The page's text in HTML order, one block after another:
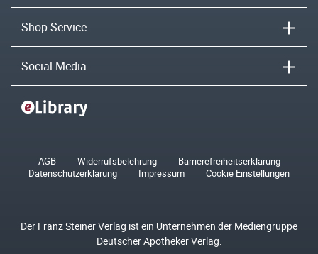
Shop-Service
Social Media
AGB Widerrufsbelehrung
Barrierefreiheitserklärung
Datenschutzerklärung
Impressum Cookie Einstellungen
Der Franz Steiner Verlag ist ein Unternehmen der Mediengruppe
Deutscher Apotheker Verlag.